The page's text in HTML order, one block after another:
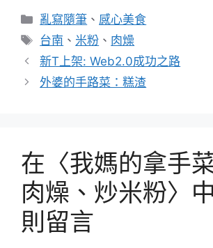
分
類
亂寫隨筆 、 感心美食
標
籤
台南 、 米粉 、 肉燥
新T上架: Web2.0成功之路
外婆的手路菜：糕渣
在〈我媽的拿手
肉燥、炒米粉〉
則留言